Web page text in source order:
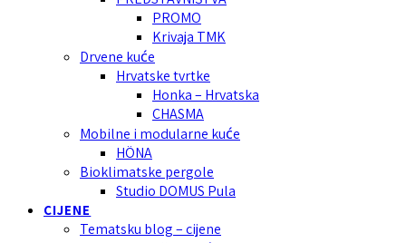
PROMO
Krivaja TMK
Drvene kuće
Hrvatske tvrtke
Honka – Hrvatska
CHASMA
Mobilne i modularne kuće
HÖNA
Bioklimatske pergole
Studio DOMUS Pula
CIJENE
Tematsku blog – cijene